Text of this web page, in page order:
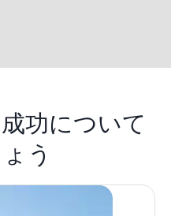
功について
う